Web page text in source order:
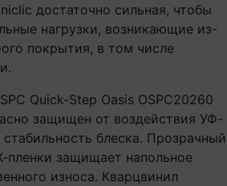
достаточно сильная, чтобы
нагрузки, возникающие из-
покрытия, в том числе
Quick-Step Oasis OSPC20260
защищен от воздействия УФ-
блеска. Прозрачный
пленки защищает напольное
износа. Кварцвинил